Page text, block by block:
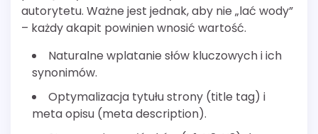
autorytetu. Ważne jest jednak, aby nie „lać wody”
– każdy akapit powinien wnosić wartość.
Naturalne wplatanie słów kluczowych i ich
synonimów.
Optymalizacja tytułu strony (title tag) i
meta opisu (meta description).